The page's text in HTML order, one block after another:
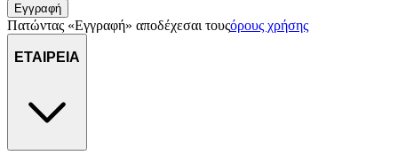
Εγγραφή
Πατώντας «Εγγραφή» αποδέχεσαι τουςόρους χρήσης
ΕΤΑΙΡΕΙΑ